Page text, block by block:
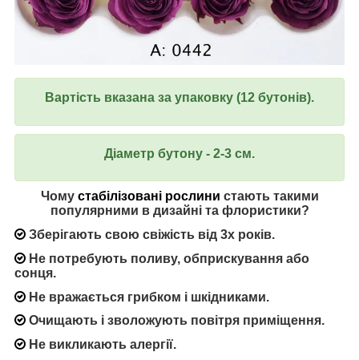
Вартість вказана за упаковку (12 бутонів).
Діаметр бутону - 2-3 см.
Чому стабілізовані рослини стають такими
популярними в дизайні та флористики?
Зберігають свою свіжість від 3х років.
Не потребують поливу, обприскування або
сонця.
Не вражається грибком і шкідниками.
Очищають і зволожують повітря приміщення.
Не викликають алергії.